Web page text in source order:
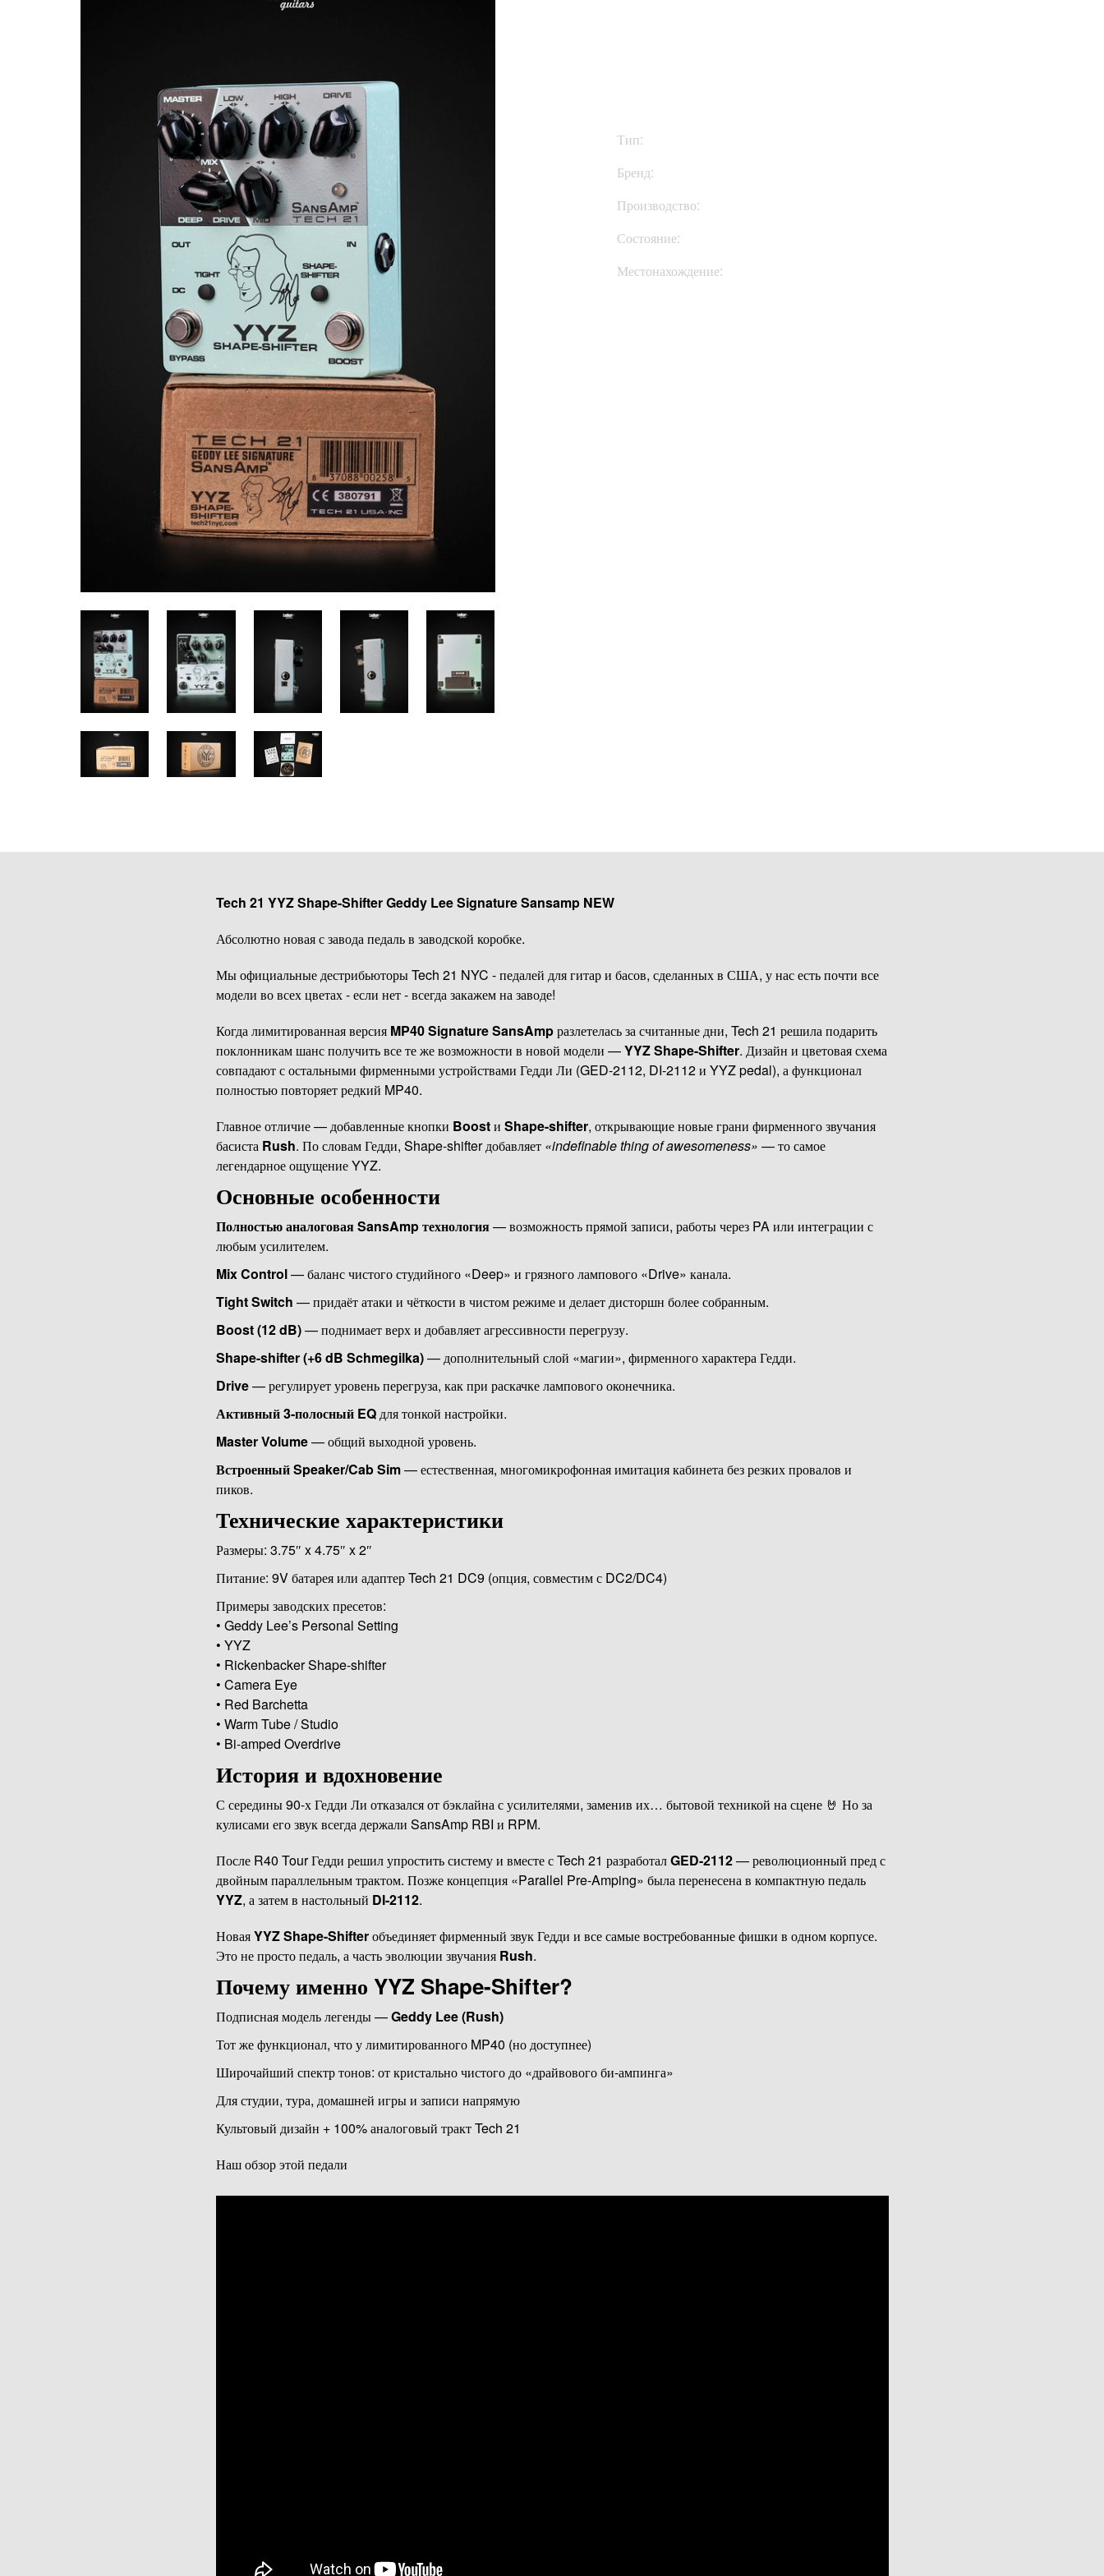
Тип:
Бренд:
Производство:
Состояние:
Местонахождение:
Tech 21 YYZ Shape-Shifter Geddy Lee Signature Sansamp NEW
Абсолютно новая с завода педаль в заводской коробке.
Мы официальные дестрибьюторы Tech 21 NYC - педалей для гитар и басов, сделанных в США, у нас есть почти все
модели во всех цветах - если нет - всегда закажем на заводе!
Когда лимитированная версия MP40 Signature SansAmpразлетелась за считанные дни, Tech 21 решила подарить
поклонникам шанс получить все те же возможности в новой модели —YYZ Shape-Shifter. Дизайн и цветовая схема
совпадают с остальными фирменными устройствами Гедди Ли (GED-2112, DI-2112 и YYZ pedal), а функционал
полностью повторяет редкий MP40.
Главное отличие — добавленные кнопки Boostи Shape-shifter, открывающие новые грани фирменного звучания
басиста Rush. По словам Гедди, Shape-shifter добавляет «indefinable thing of awesomeness» — то самое
легендарное ощущение YYZ.
Основные особенности
Полностью аналоговая SansAmp технология— возможность прямой записи, работы через PA или интеграции с
любым усилителем.
Mix Control— баланс чистого студийного «Deep» и грязного лампового «Drive» канала.
Tight Switch — придаёт атаки и чёткости в чистом режиме и делает дисторшн более собранным.
Boost (12 dB)— поднимает верх и добавляет агрессивности перегрузу.
Shape-shifter (+6 dB Schmegilka)— дополнительный слой «магии», фирменного характера Гедди.
Drive— регулирует уровень перегруза, как при раскачке лампового оконечника.
Активный 3-полосный EQдля тонкой настройки.
Master Volume— общий выходной уровень.
Встроенный Speaker/Cab Sim— естественная, многомикрофонная имитация кабинета без резких провалов и
пиков.
Технические характеристики
Размеры: 3.75″ x 4.75″ x 2″
Питание: 9V батарея или адаптер Tech 21 DC9 (опция, совместим с DC2/DC4)
Примеры заводских пресетов:
• Geddy Lee’s Personal Setting
• YYZ
• Rickenbacker Shape-shifter
• Camera Eye
• Red Barchetta
• Warm Tube / Studio
• Bi-amped Overdrive
История и вдохновение
С середины 90-х Гедди Ли отказался от бэклайна с усилителями, заменив их… бытовой техникой на сцене 🤘 Но за
кулисами его звук всегда держали SansAmp RBI и RPM.
После R40 Tour Гедди решил упростить систему и вместе с Tech 21 разработалGED-2112— революционный пред с
двойным параллельным трактом. Позже концепция «Parallel Pre-Amping» была перенесена в компактную педаль
YYZ, а затем в настольный DI-2112.
НоваяYYZ Shape-Shifterобъединяет фирменный звук Гедди и все самые востребованные фишки в одном корпусе.
Это не просто педаль, а часть эволюции звучания Rush.
Почему именно YYZ Shape-Shifter?
Подписная модель легенды —Geddy Lee (Rush)
Тот же функционал, что у лимитированного MP40 (но доступнее)
Широчайший спектр тонов: от кристально чистого до «драйвового би-ампинга»
Для студии, тура, домашней игры и записи напрямую
Культовый дизайн + 100% аналоговый тракт Tech 21
Наш обзор этой педали